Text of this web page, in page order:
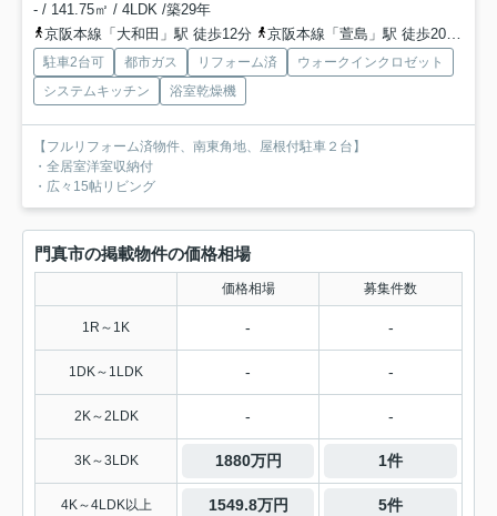
- / 141.75㎡ / 4LDK /築29年
京阪本線「大和田」駅 徒歩12分
京阪本線「萱島」駅 徒歩20分
駐車2台可 都市ガス リフォーム済
ウォークインクロゼット
システムキッチン
浴室乾燥機
【フルリフォーム済物件、南東角地、屋根付駐車２台】
・全居室洋室収納付
・広々15帖リビング
門真市の掲載物件の価格相場
価格相場 募集件数
1R～1K - -
1DK～1LDK - -
2K～2LDK - -
3K～3LDK 1880万円 1件
4K～4LDK以上 1549.8万円 5件